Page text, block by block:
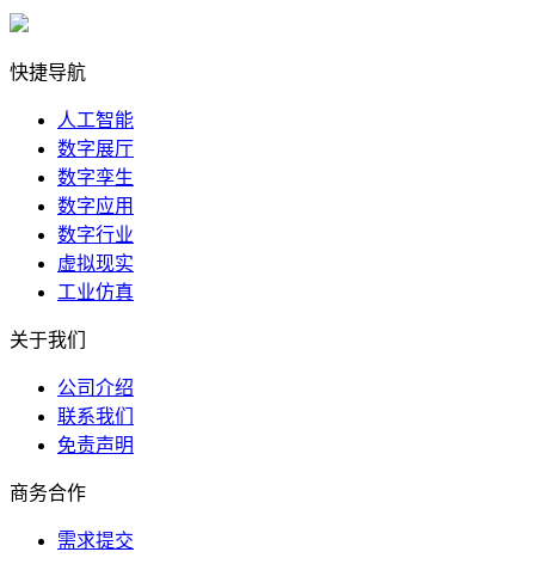
快捷导航
人工智能
数字展厅
数字孪生
数字应用
数字行业
虚拟现实
工业仿真
关于我们
公司介绍
联系我们
免责声明
商务合作
需求提交